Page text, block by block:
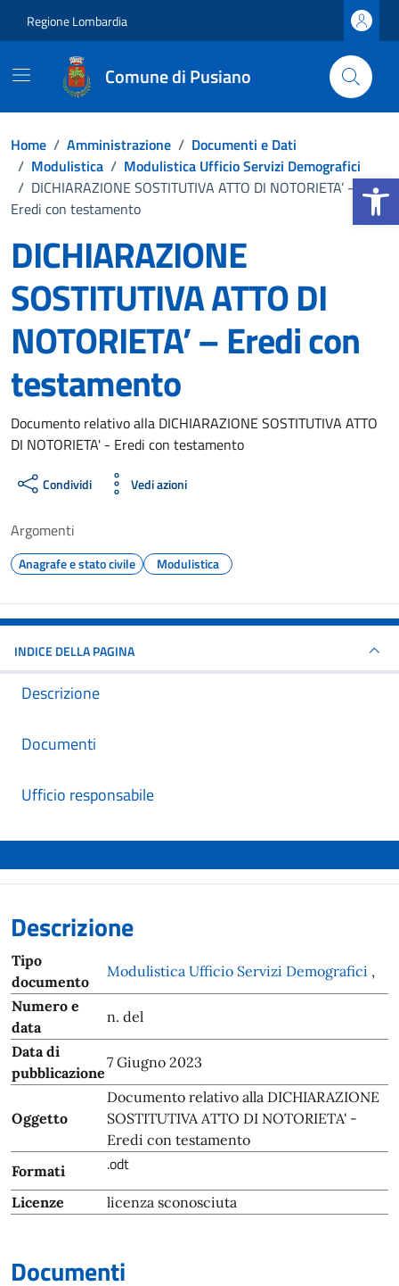
Regione Lombardia
Comune di Pusiano
Home / Amministrazione / Documenti e Dati
/ Modulistica / Modulistica Ufficio Servizi Demografici
/ DICHIARAZIONE SOSTITUTIVA ATTO DI NOTORIETA’ –
Eredi con testamento
DICHIARAZIONE
SOSTITUTIVA ATTO DI
NOTORIETA’ – Eredi con
testamento
Dettagli del documento
Documento relativo alla DICHIARAZIONE SOSTITUTIVA ATTO
DI NOTORIETA' - Eredi con testamento
Condividi Vedi azioni
Argomenti
Anagrafe e stato civile Modulistica
INDICE DELLA PAGINA
Descrizione
Documenti
Ufficio responsabile
Descrizione
Tipo
documento
Modulistica Ufficio Servizi Demografici ,
Numero e
data
n. del
Data di
pubblicazione
7 Giugno 2023
Oggetto
Documento relativo alla DICHIARAZIONE
SOSTITUTIVA ATTO DI NOTORIETA' -
Eredi con testamento
Formati
.odt
Licenze licenza sconosciuta
Documenti
Apri la